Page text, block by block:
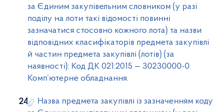
за Єдиним закупівельним словником (у разі
поділу на лоти такі відомості повинні
зазначатися стосовно кожного лота) та назви
відповідних класифікаторів предмета закупівлі
й частин предмета закупівлі (лотів) (за
наявності): Код ДК 021:2015 — 30230000-0
Комп’ютерне обладнання.
Назва предмета закупівлі із зазначенням коду